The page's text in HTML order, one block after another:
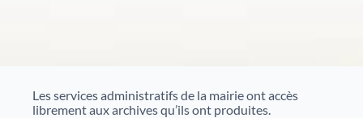
pour mieux comprendre des événements marquants.
Les services administratifs de la mairie ont accès
librement aux archives qu’ils ont produites.